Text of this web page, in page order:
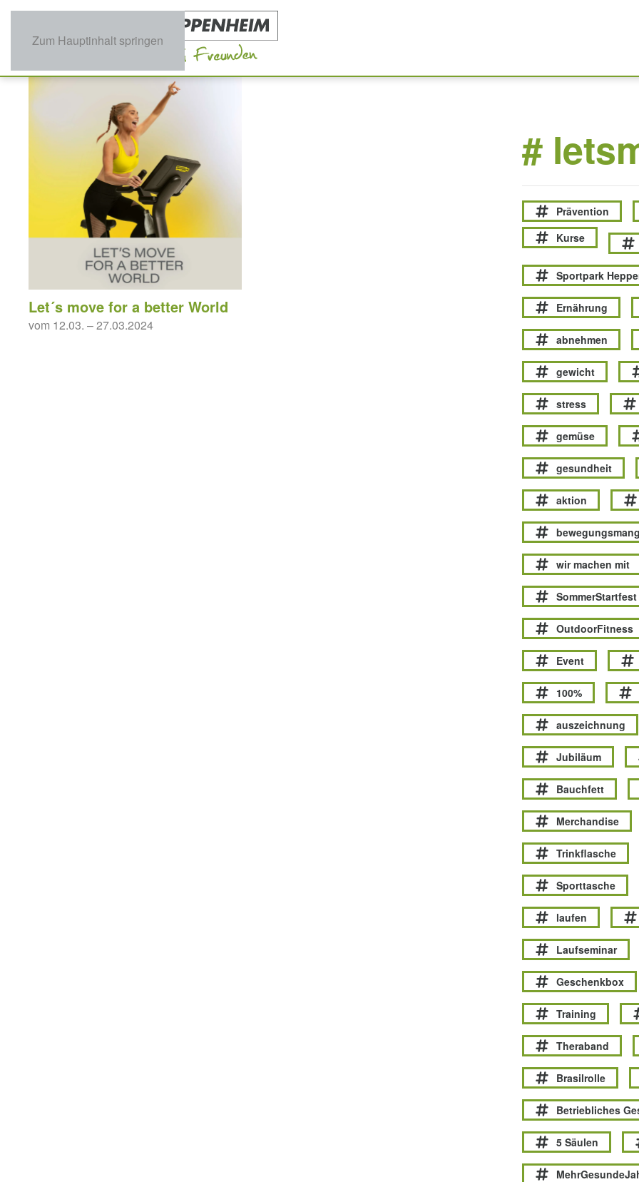
Zum Hauptinhalt springen
#
Prävention
Kurse
Sportpark
Ernährung
abnehmen
gewicht
stress
gemüse
gesundheit
aktion
wir machen mit
SommerStartfest
OutdoorFitness
Event
100%
auszeichnung
Jubiläum
Bauchfett
Merchandise
Trinkflasche
Sporttasche
laufen
Laufseminar
Geschenkbox
Training
Theraband
Brasilrolle
Betriebliches
5 Säulen
Let´s move for a better World
vom 12.03. – 27.03.2024